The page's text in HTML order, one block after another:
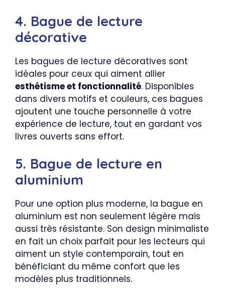
4. Bague de lecture
décorative
Les bagues de lecture décoratives sont
idéales pour ceux qui aiment allier
esthétisme et fonctionnalité. Disponibles
dans divers motifs et couleurs, ces bagues
ajoutent une touche personnelle à votre
expérience de lecture, tout en gardant vos
livres ouverts sans effort.
5. Bague de lecture en
aluminium
Pour une option plus moderne, la bague en
aluminium est non seulement légère mais
aussi très résistante. Son design minimaliste
en fait un choix parfait pour les lecteurs qui
aiment un style contemporain, tout en
bénéficiant du même confort que les
modèles plus traditionnels.